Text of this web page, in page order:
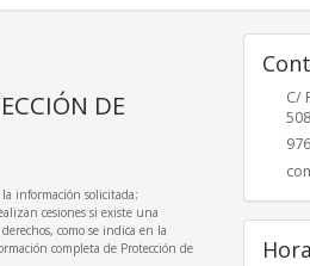
DE
información solicitada;
cesiones si existe una
como se indica en la
completa de Protección de
C/